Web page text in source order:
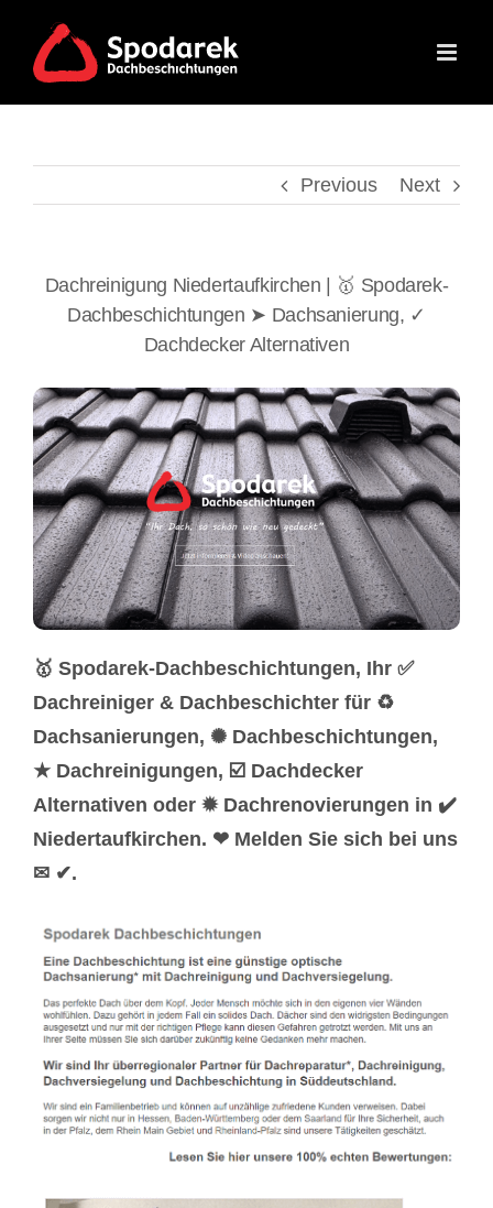
content
Previous Next
Dachreinigung Niedertaufkirchen | 🥇 Spodarek-
Dachbeschichtungen ➤ Dachsanierung, ✓
Dachdecker Alternativen
🥇 Spodarek-Dachbeschichtungen, Ihr ✅
Dachreiniger & Dachbeschichter für ♻
Dachsanierungen, ✺ Dachbeschichtungen,
★ Dachreinigungen, ☑️ Dachdecker
Alternativen oder ✹ Dachrenovierungen in ✔️
Niedertaufkirchen. ❤ Melden Sie sich bei uns
✉ ✔.